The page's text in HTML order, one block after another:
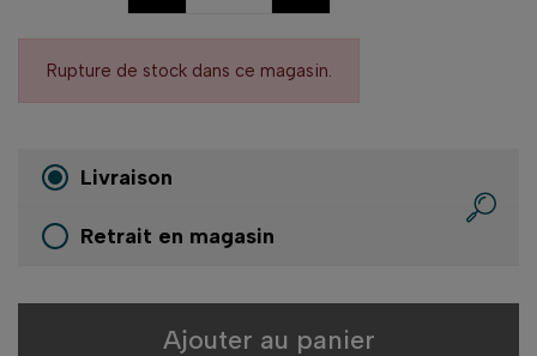
Rupture de stock dans ce magasin.
Livraison
Retrait en magasin
Ajouter au panier